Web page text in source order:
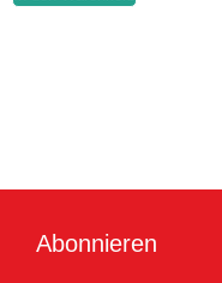
Abonnieren